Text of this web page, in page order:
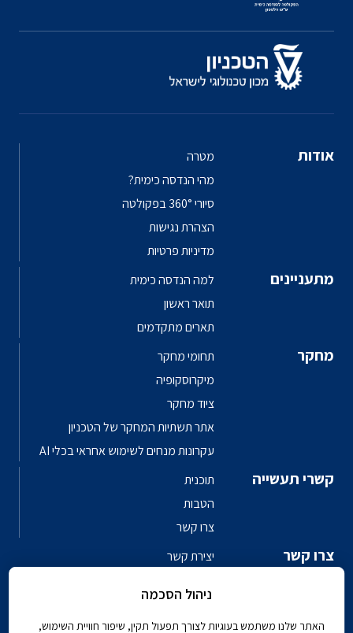
אודות
מטרה
מהי הנדסה כימית?
סיורי 360° בפקולטה
הצהרת נגישות
מדיניות פרטיות
מתעניינים
למה הנדסה כימית
תואר ראשון
תארים מתקדמים
מחקר
תחומי מחקר
מיקרוסקופיה
ציוד מחקר
אתר תשתיות המחקר של הטכניון
עקרונות מנחים לשימוש אחראי בכלי AI
קשרי תעשייה
תוכנית
הטבות
צרו קשר
צרו קשר
יצירת קשר
ספר טלפונים פקולטי
ניהול הסכמה
האתר שלנו משתמש בעוגיות לצורך תפעול תקין, שיפור חוויית השימוש,